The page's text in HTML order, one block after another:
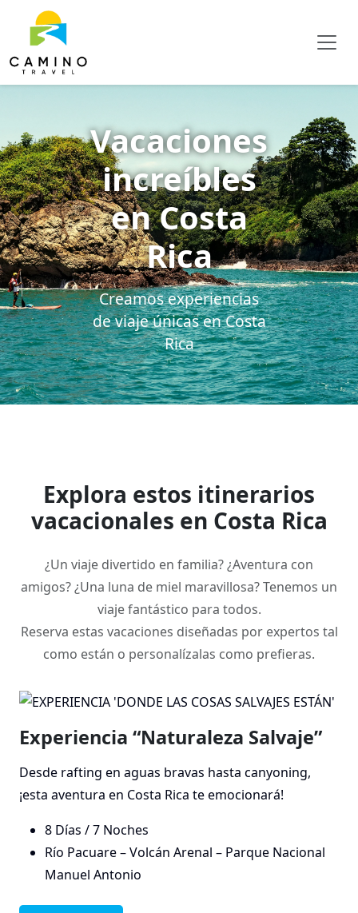
Vacaciones
increíbles
en Costa
Rica
Creamos experiencias
de viaje únicas en Costa
Rica
Explora estos itinerarios
vacacionales en Costa Rica
¿Un viaje divertido en familia? ¿Aventura con
amigos? ¿Una luna de miel maravillosa? Tenemos un
viaje fantástico para todos.
Reserva estas vacaciones diseñadas por expertos tal
como están o personalízalas como prefieras.
Experiencia “Naturaleza Salvaje”
Desde rafting en aguas bravas hasta canyoning,
¡esta aventura en Costa Rica te emocionará!
8 Días / 7 Noches
Río Pacuare – Volcán Arenal – Parque Nacional
Manuel Antonio